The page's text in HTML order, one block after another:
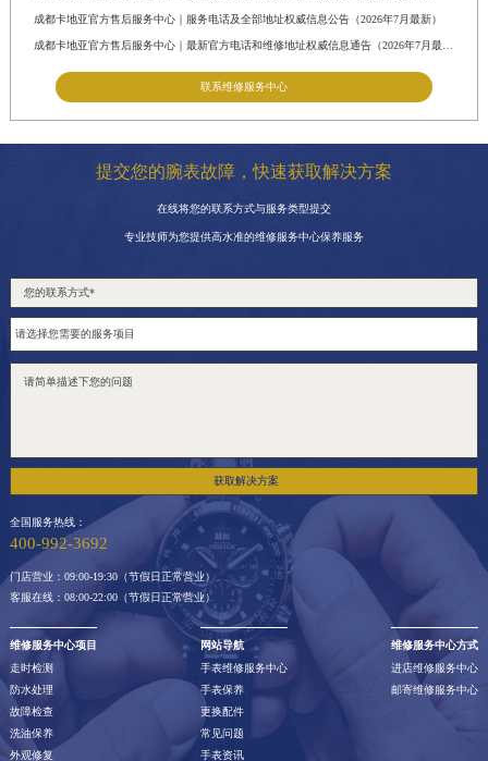
成都卡地亚官方售后服务中心｜服务电话及全部地址权威信息公告（2026年7月最新）
成都卡地亚官方售后服务中心｜最新官方电话和维修地址权威信息通告（2026年7月最新）
联系维修服务中心
提交您的腕表故障，快速获取解决方案
在线将您的联系方式与服务类型提交
专业技师为您提供高水准的维修服务中心保养服务
获取解决方案
全国服务热线：
400-992-3692
门店营业：09:00-19:30（节假日正常营业）
客服在线：08:00-22:00（节假日正常营业）
维修服务中心项目
走时检测
防水处理
故障检查
洗油保养
外观修复
网站导航
手表维修服务中心
手表保养
更换配件
常见问题
手表资讯
维修服务中心方式
进店维修服务中心
邮寄维修服务中心